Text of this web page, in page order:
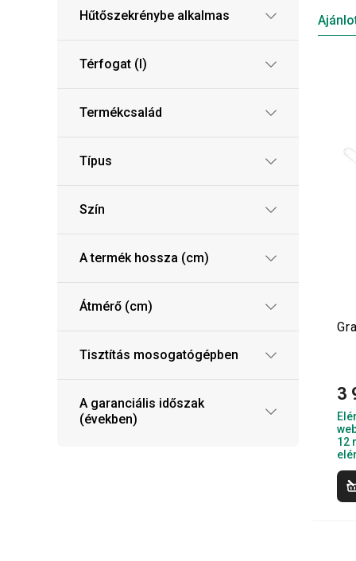
Hűtőszekrénybe alkalmas
Térfogat (l)
Termékcsalád
Típus
Szín
A termék hossza (cm)
Átmérő (cm)
Tisztítás mosogatógépben
A garanciális időszak
(években)
3
12